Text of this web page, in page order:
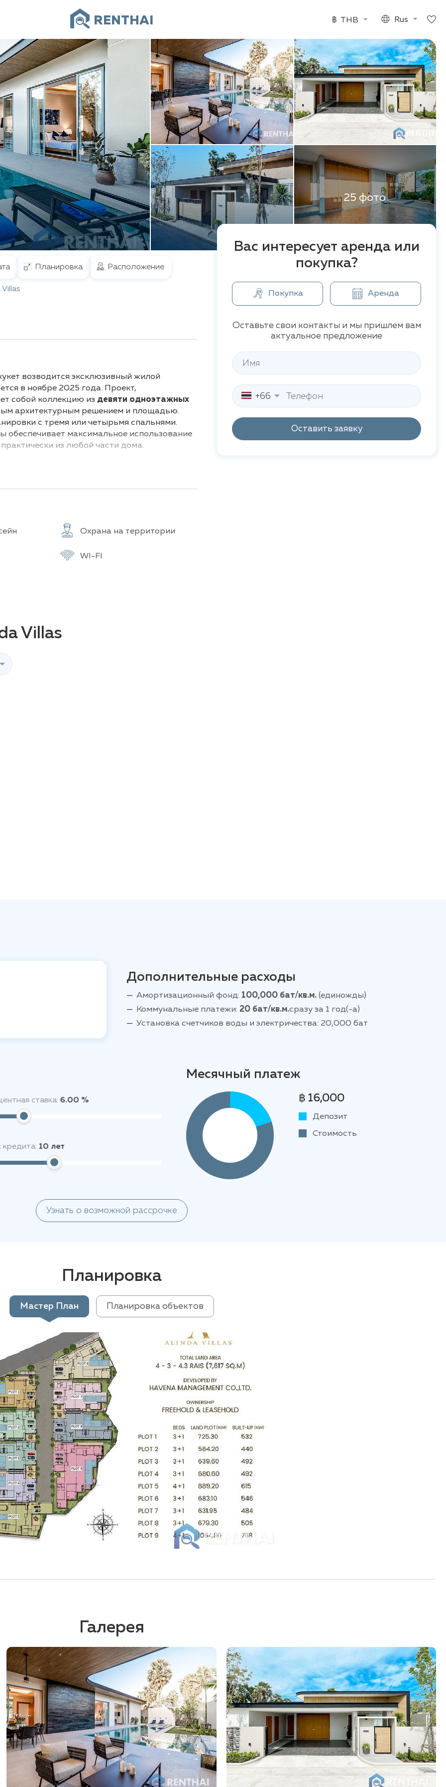
RENTHAI ฿ THB Rus
25 фото
Планировка Расположение
Villas
возводится эксклюзивный жилой
в ноябре 2025 года. Проект,
собой коллекцию из девяти одноэтажных
архитектурным решением и площадью.
с тремя или четырьмя спальнями.
максимальное использование
из любой части дома.
которыми оснащены все комнаты,
планировка гостиной и столовой,
идеальные условия для
качества и долговечности. В отличие
технологий и материалов, таких как
отделки, гарантирует комфорт и
виды, высококачественная
будут чувствовать себя по-настоящему
аренды, так и для постоянного проживания.
восточной окраине Лаяна, они
и инфраструктуре.
пляж
расположен
инфраструктурой, а также крупные
Охрана на территории
WI-FI
Вас интересует аренда или
покупка?
Покупка Аренда
Оставьте свои контакты и мы пришлем вам
актуальное предложение
+66
Оставить заявку
Villas
Дополнительные расходы
Амортизационный фонд: 100,000 бат/кв.м. (единожды)
Коммунальные платежи: 20 бат/кв.м.сразу за 1 год(-а)
Установка счетчиков воды и электричества: 20,000 бат
ставка:6.00 %
кредита: 10 лет
Месячный платеж
฿ 16,000
Депозит
Стоимость
Узнать о возможной рассрочке
Планировка
Мастер План Планировка объектов
Галерея